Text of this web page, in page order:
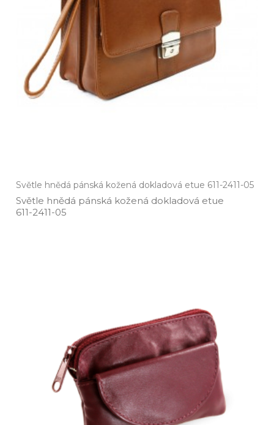
Světle hnědá pánská kožená dokladová etue 611-2411-05
Světle hnědá pánská kožená dokladová etue
611­-2411­-05